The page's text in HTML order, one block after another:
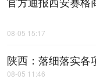
08-05 15:17
陕西：落细落实各
08-05 11:46